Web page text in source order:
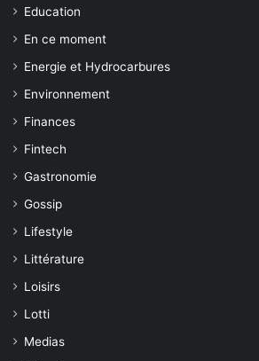
Education
En ce moment
Energie et Hydrocarbures
Environnement
Finances
Fintech
Gastronomie
Gossip
Lifestyle
Littérature
Loisirs
Lotti
Medias